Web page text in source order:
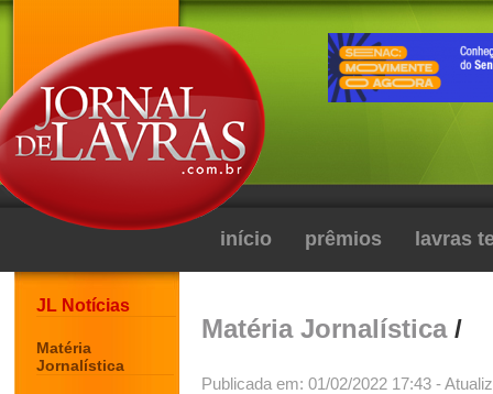
início prêmios lavras
JL Notícias
Matéria
Jornalística
Matéria Jornalística/
Publicada em: 01/02/2022 17:43 -